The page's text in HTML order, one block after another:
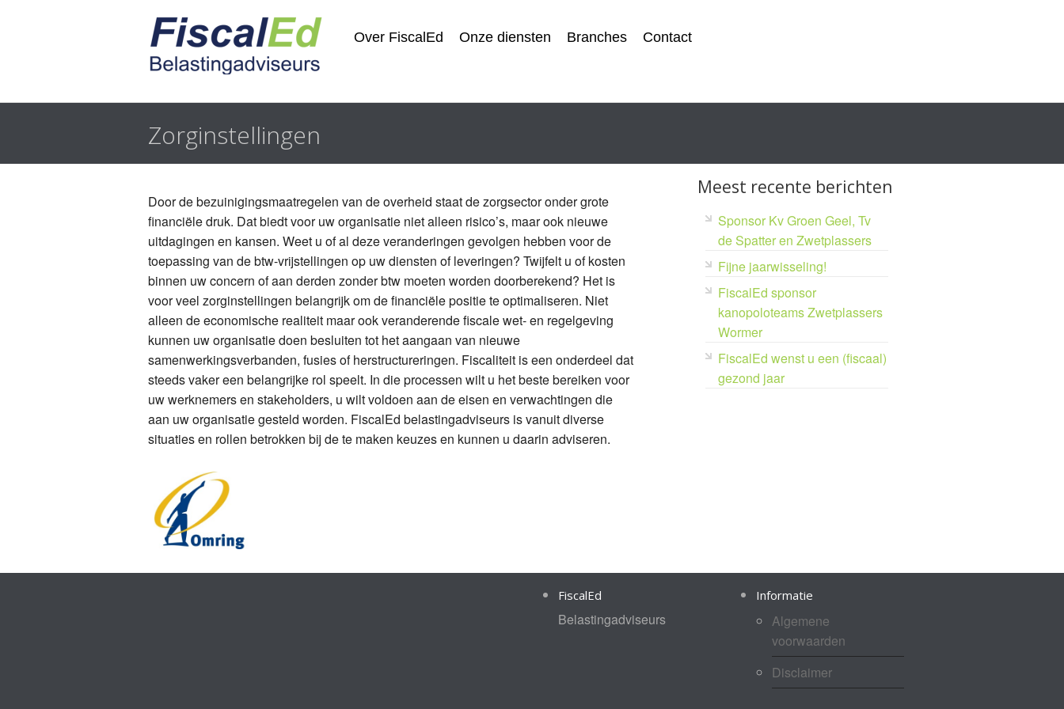
Over FiscalEd Onze diensten Branches Contact
Zorginstellingen
Door de bezuinigingsmaatregelen van de overheid staat de zorgsector onder grote
financiële druk. Dat biedt voor uw organisatie niet alleen risico’s, maar ook nieuwe
uitdagingen en kansen. Weet u of al deze veranderingen gevolgen hebben voor de
toepassing van de btw-vrijstellingen op uw diensten of leveringen? Twijfelt u of kosten
binnen uw concern of aan derden zonder btw moeten worden doorberekend? Het is
voor veel zorginstellingen belangrijk om de financiële positie te optimaliseren. Niet
alleen de economische realiteit maar ook veranderende fiscale wet- en regelgeving
kunnen uw organisatie doen besluiten tot het aangaan van nieuwe
samenwerkingsverbanden, fusies of herstructureringen. Fiscaliteit is een onderdeel dat
steeds vaker een belangrijke rol speelt. In die processen wilt u het beste bereiken voor
uw werknemers en stakeholders, u wilt voldoen aan de eisen en verwachtingen die
aan uw organisatie gesteld worden. FiscalEd belastingadviseurs is vanuit diverse
situaties en rollen betrokken bij de te maken keuzes en kunnen u daarin adviseren.
Meest recente berichten
Sponsor Kv Groen Geel, Tv
de Spatter en Zwetplassers
Fijne jaarwisseling!
FiscalEd sponsor
kanopoloteams Zwetplassers
Wormer
FiscalEd wenst u een (fiscaal)
gezond jaar
FiscalEd
Belastingadviseurs
Informatie
Algemene
voorwaarden
Disclaimer